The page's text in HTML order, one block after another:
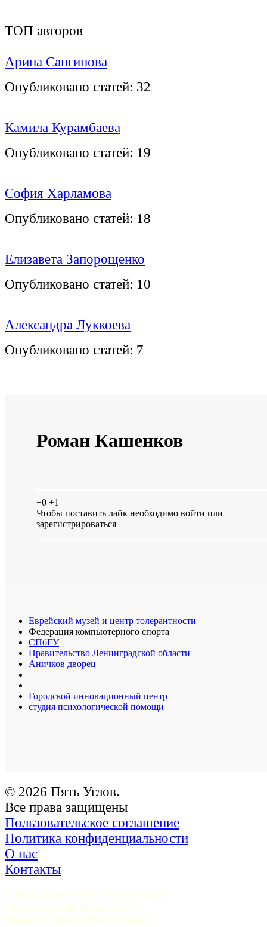
ТОП авторов
Арина Сангинова
Опубликовано статей: 32
Камила Курамбаева
Опубликовано статей: 19
София Харламова
Опубликовано статей: 18
Елизавета Запорощенко
Опубликовано статей: 10
Александра Луккоева
Опубликовано статей: 7
Роман Кашенков
+0 +1
Чтобы поставить лайк необходимо войти или
зарегистрироваться
Еврейский музей и центр толерантности
Федерация компьютерного спорта
СПбГУ
Правительство Ленинградской области
Аничков дворец
Городской инновационный центр
студия психологической помощи
© 2026 Пять Углов.
Все права защищены
Пользовательское соглашение
Политика конфиденциальности
О нас
Контакты
Учредитель ООО «Пять углов».
Генеральный директор —
Грачев Сергей Викторович